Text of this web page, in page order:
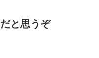
と思うぞ